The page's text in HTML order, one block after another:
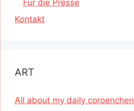
Für die Presse
Kontakt
ART
All about my daily coroenchen